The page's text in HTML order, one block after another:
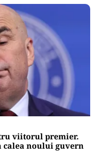
viitorul premier.
calea noului guvern